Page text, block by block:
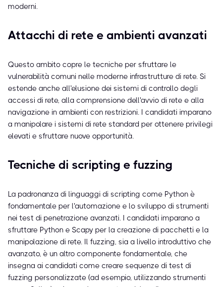
moderni.
Attacchi di rete e ambienti avanzati
Questo ambito copre le tecniche per sfruttare le
vulnerabilità comuni nelle moderne infrastrutture di rete. Si
estende anche all'elusione dei sistemi di controllo degli
accessi di rete, alla comprensione dell'avvio di rete e alla
navigazione in ambienti con restrizioni. I candidati imparano
a manipolare i sistemi di rete standard per ottenere privilegi
elevati e sfruttare nuove opportunità.
Tecniche di scripting e fuzzing
La padronanza di linguaggi di scripting come Python è
fondamentale per l'automazione e lo sviluppo di strumenti
nei test di penetrazione avanzati. I candidati imparano a
sfruttare Python e Scapy per la creazione di pacchetti e la
manipolazione di rete. Il fuzzing, sia a livello introduttivo che
avanzato, è un altro componente fondamentale, che
insegna ai candidati come creare sequenze di test di
fuzzing personalizzate (ad esempio, utilizzando strumenti